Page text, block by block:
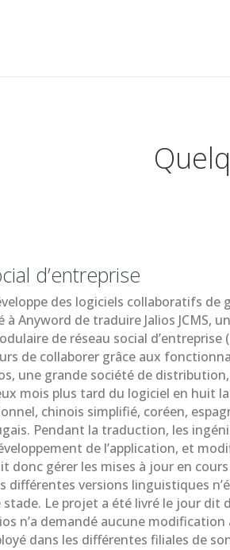
d’entreprise
des logiciels collaboratifs de
Anyword de traduire Jalios JCMS,
de réseau social d’entreprise
de collaborer grâce aux
une grande société de distribution,
mois plus tard du logiciel en huit
chinois simplifié, coréen,
Pendant la traduction, les
de l’application, et
donc gérer les mises à jour en
différentes versions linguistiques
stade. Le projet a été livré le jour dit
n’a demandé aucune modification
dans les différentes filiales de